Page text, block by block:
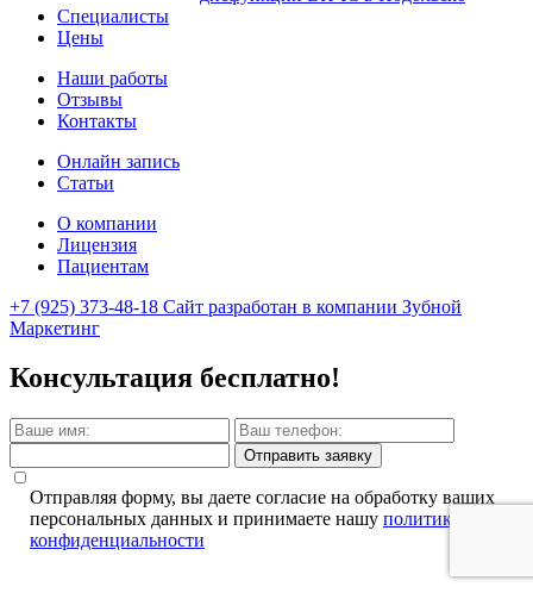
Специалисты
Цены
Наши работы
Отзывы
Контакты
Онлайн запись
Статьи
О компании
Лицензия
Пациентам
+7 (925) 373-48-18 Сайт разработан в компании Зубной
Маркетинг
Консультация бесплатно!
Отправить заявку
Отправляя форму, вы даете согласие на обработку ваших
персональных данных и принимаете нашу политику
конфиденциальности